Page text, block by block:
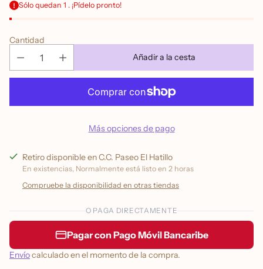
Sólo quedan 1 . ¡Pídelo pronto!
Cantidad
Añadir a la cesta
Más opciones de pago
Retiro disponible en C.C. Paseo El Hatillo
En existencias, Normalmente está listo en 2 horas
Compruebe la disponibilidad en otras tiendas
O PAGA DIRECTAMENTE
Pagar con Pago Móvil Bancaribe
Envíocalculado en el momento de la compra.